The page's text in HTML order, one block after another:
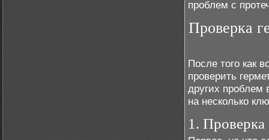
проблем с
Проверка
После того как
проверить
других проблем
на несколько
1.